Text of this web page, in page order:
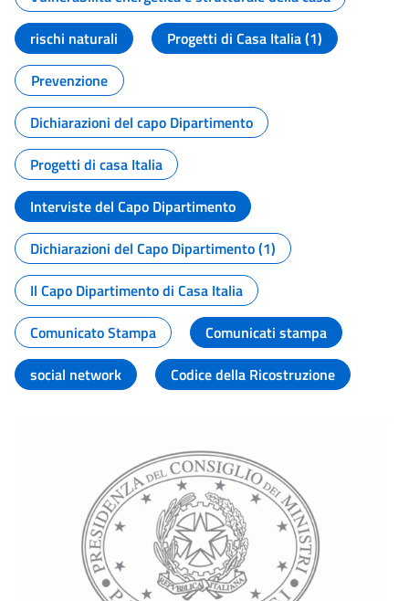
rischi naturali
Progetti di Casa Italia (1)
Prevenzione
Dichiarazioni del capo Dipartimento
Progetti di casa Italia
Interviste del Capo Dipartimento
Dichiarazioni del Capo Dipartimento (1)
Il Capo Dipartimento di Casa Italia
Comunicato Stampa
Comunicati stampa
social network
Codice della Ricostruzione